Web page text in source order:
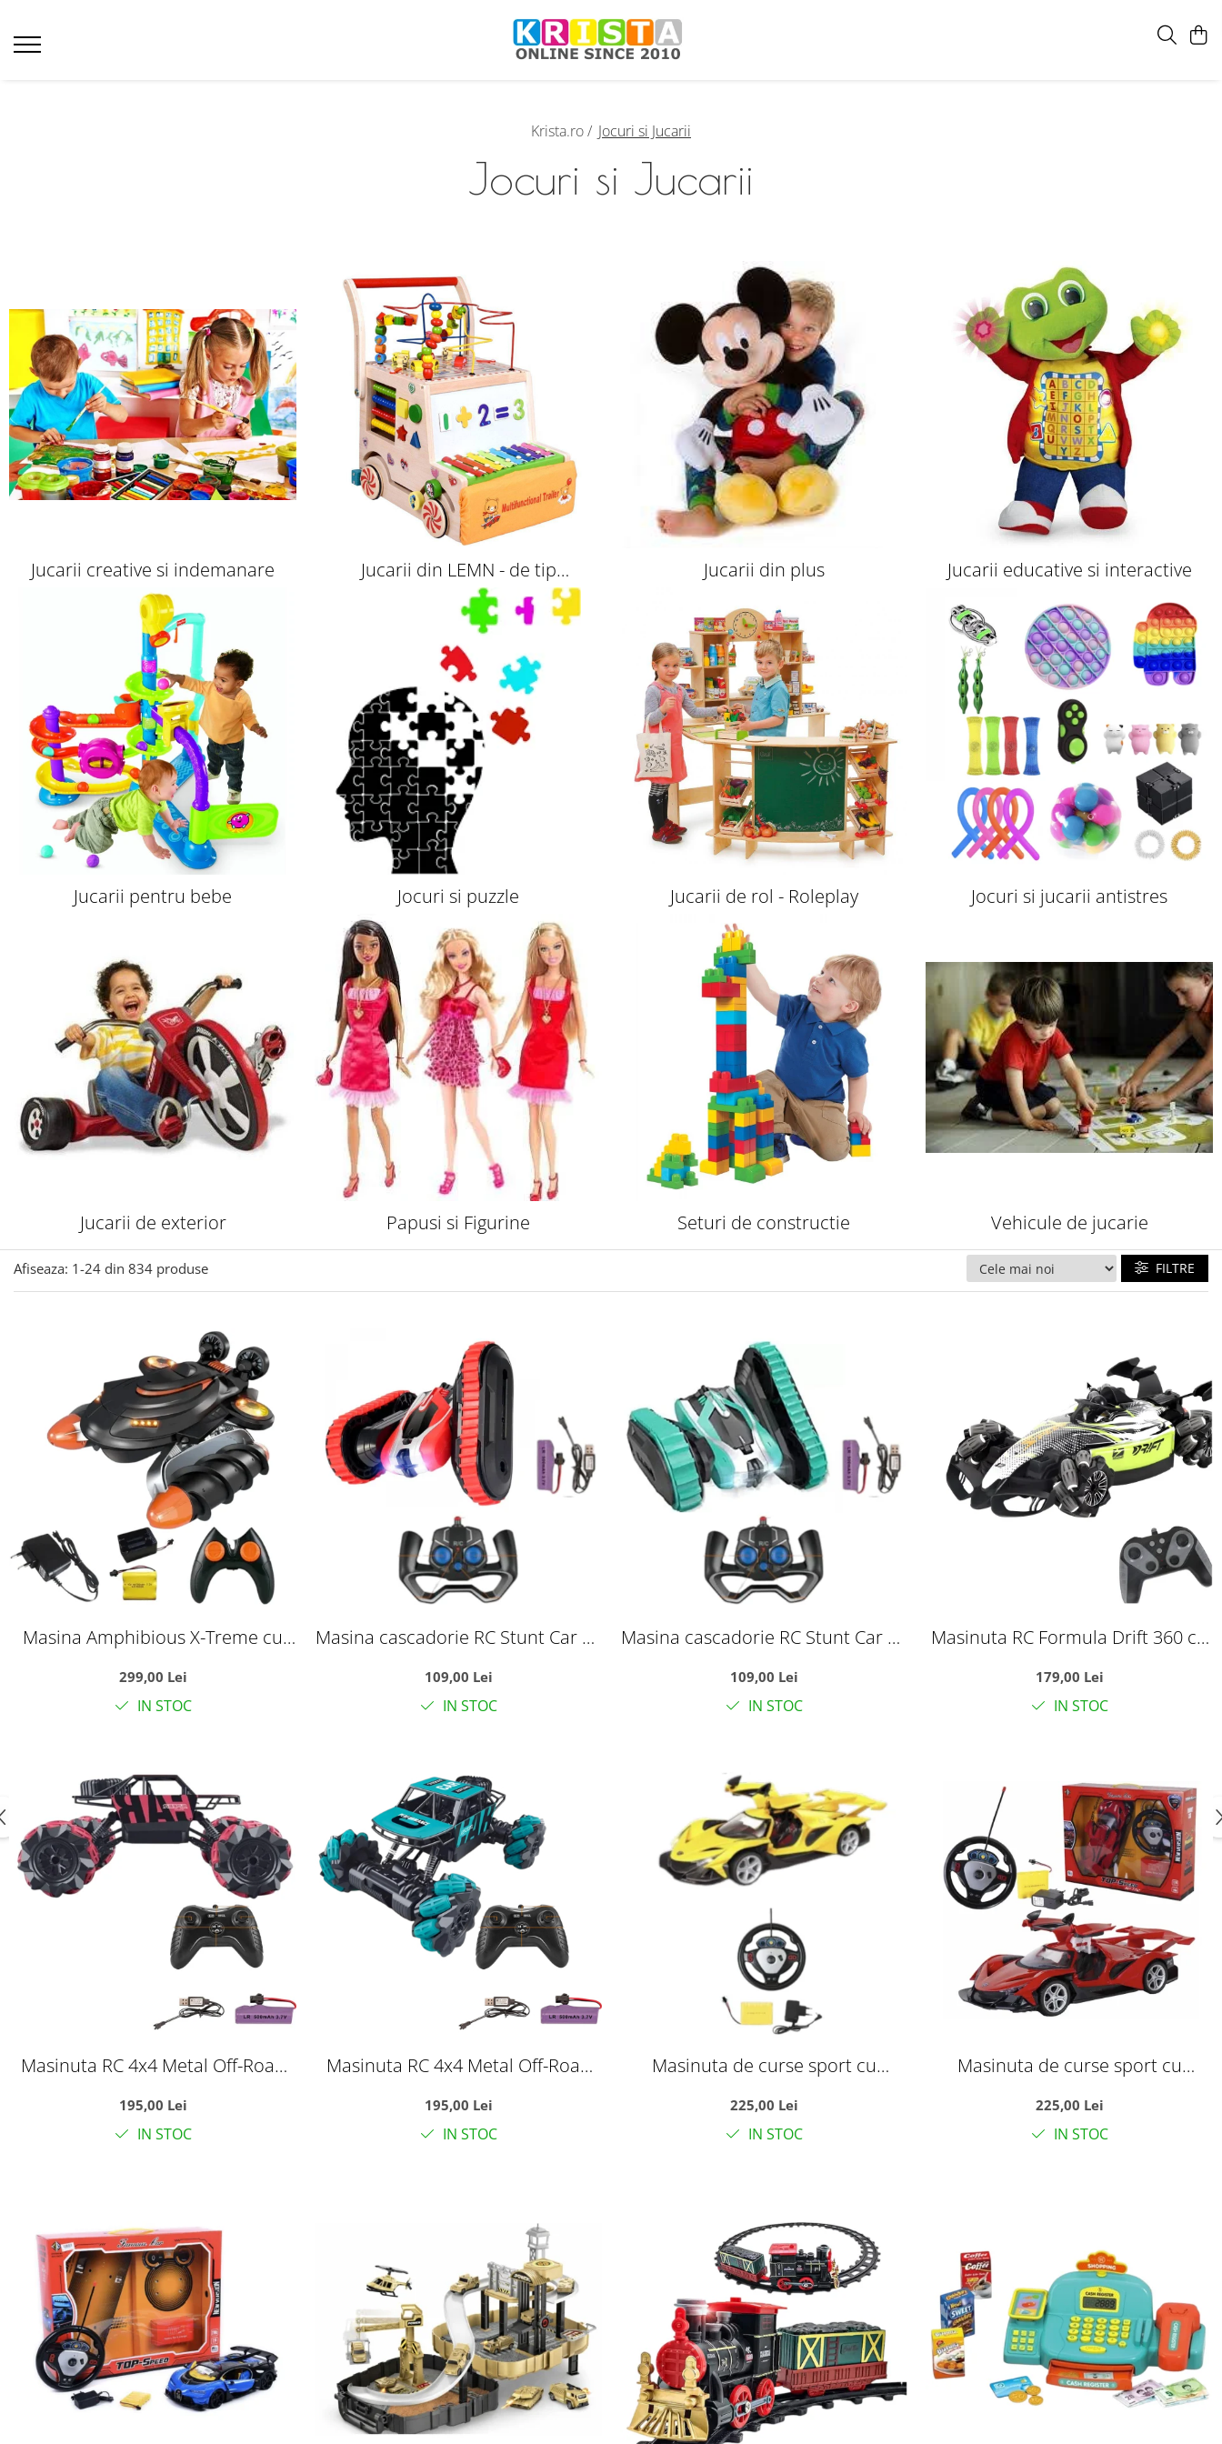
Krista.ro / Jocuri si Jucarii
Jocuri si Jucarii
Jucarii creative si indemanare
Jucarii din LEMN - de tip
Montessori
Jucarii din plus Jucarii educative si interactive
Jucarii pentru bebe Jocuri si puzzle Jucarii de rol - Roleplay Jocuri si jucarii antistres
Jucarii de exterior Papusi si Figurine Seturi de constructie Vehicule de jucarie
Afiseaza: 1-24 din 834 produse FILTRE
Masina Amphibious X-Treme cu
pe apa, zapada si uscat, +3 ani
299,00 Lei
IN STOC
Masina cascadorie RC Stunt Car cu
si acumulator, rosu
109,00 Lei
IN STOC
Masina cascadorie RC Stunt Car cu
si acumulator, verde
109,00 Lei
IN STOC
Masinuta RC Formula Drift 360 cu
luminos si sunete, 35 cm, +6 ani
179,00 Lei
IN STOC
Masinuta RC 4x4 Metal Off-Road
roti crawler, rosu, +6 ani
195,00 Lei
IN STOC
Masinuta RC 4x4 Metal Off-Road
roti crawler, verde, +6 ani
195,00 Lei
IN STOC
Masinuta de curse sport cu
automate si acumulator, galben,
35 cm, +6 ani
225,00 Lei
IN STOC
Masinuta de curse sport cu
automate si acumulator, rosie, 35
cm, +6 ani
225,00 Lei
IN STOC